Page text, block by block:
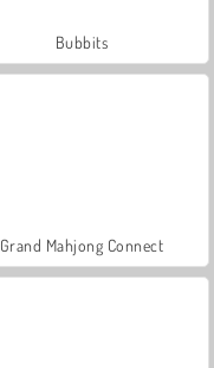
Bubbits
Grand Mahjong Connect